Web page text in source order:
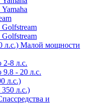
Малой мощности
8 л.с.
- 20 л.с.
л.с.)
л.с.)
и